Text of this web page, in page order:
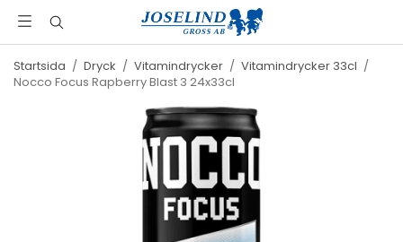
Startsida / Dryck / Vitamindrycker / Vitamindrycker 33cl /
Nocco Focus Rapberry Blast 3 24x33cl